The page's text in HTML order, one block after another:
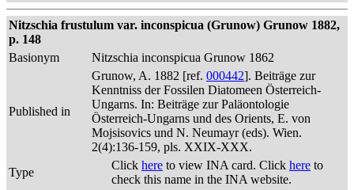
Nitzschia frustulum var. inconspicua (Grunow) Grunow 1882,
p. 148
Basionym
Nitzschia inconspicua Grunow 1862
Published in
Grunow, A. 1882 [ref. 000442]. Beiträge zur
Kenntniss der Fossilen Diatomeen Österreich-
Ungarns. In: Beiträge zur Paläontologie
Österreich-Ungarns und des Orients, E. von
Mojsisovics und N. Neumayr (eds). Wien.
2(4):136-159, pls. XXIX-XXX.
Type
Click here to view INA card. Click here to
check this name in the INA website.